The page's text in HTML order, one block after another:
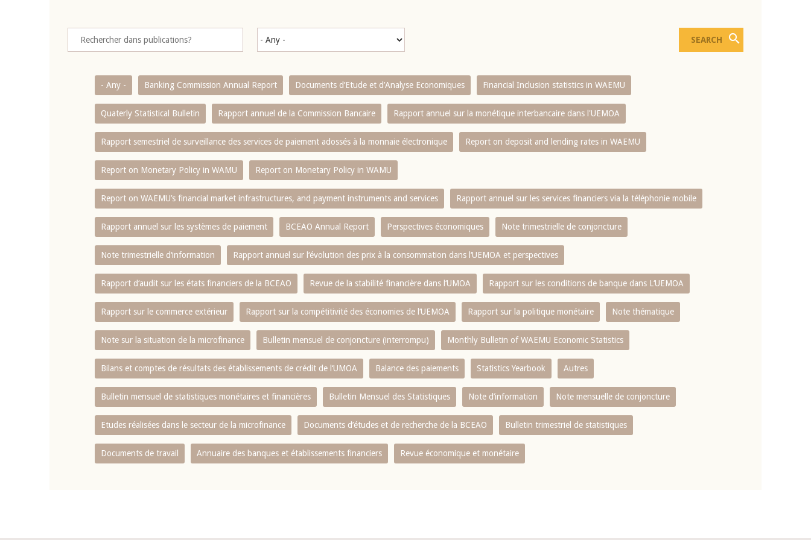
- Any - Banking Commission Annual Report Documents d’Etude et d’Analyse Economiques Financial Inclusion statistics in WAEMU
Quaterly Statistical Bulletin Rapport annuel de la Commission Bancaire Rapport annuel sur la monétique interbancaire dans l'UEMOA
Rapport semestriel de surveillance des services de paiement adossés à la monnaie électronique Report on deposit and lending rates in WAEMU
Report on Monetary Policy in WAMU Report on Monetary Policy in WAMU
Report on WAEMU’s financial market infrastructures, and payment instruments and services Rapport annuel sur les services financiers via la téléphonie mobile
Rapport annuel sur les systèmes de paiement BCEAO Annual Report Perspectives économiques Note trimestrielle de conjoncture
Note trimestrielle d‘information Rapport annuel sur l‘évolution des prix à la consommation dans l‘UEMOA et perspectives
Rapport d‘audit sur les états financiers de la BCEAO Revue de la stabilité financière dans l‘UMOA Rapport sur les conditions de banque dans L‘UEMOA
Rapport sur le commerce extérieur Rapport sur la compétitivité des économies de l‘UEMOA Rapport sur la politique monétaire Note thématique
Note sur la situation de la microfinance Bulletin mensuel de conjoncture (interrompu) Monthly Bulletin of WAEMU Economic Statistics
Bilans et comptes de résultats des établissements de crédit de l‘UMOA Balance des paiements Statistics Yearbook Autres
Bulletin mensuel de statistiques monétaires et financières Bulletin Mensuel des Statistiques Note d’information Note mensuelle de conjoncture
Etudes réalisées dans le secteur de la microfinance Documents d’études et de recherche de la BCEAO Bulletin trimestriel de statistiques
Documents de travail Annuaire des banques et établissements financiers Revue économique et monétaire